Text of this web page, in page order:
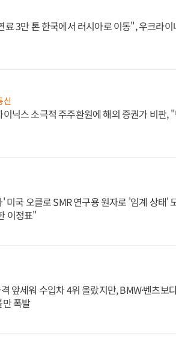
료 3만 톤 한국에서 러시아로 이동", 우크라이
신
이닉스 소극적 주주환원에 해외 증권가 비판,
미국 오클로 SMR 연구용 원자로 '임계 상태'
이정표"
앞세워 수입차 4위 올랐지만, BMW·벤츠보
폭발